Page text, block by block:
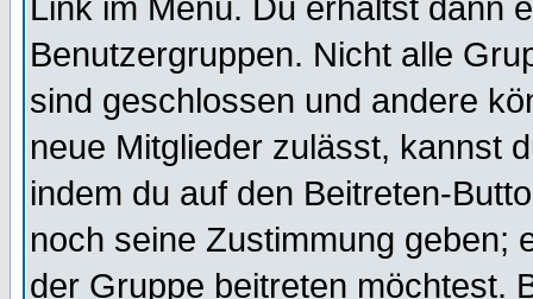
Link im Menü. Du erhältst dann
Benutzergruppen. Nicht alle
sind geschlossen und andere
neue Mitglieder zulässt, kannst
indem du auf den Beitreten-
noch seine Zustimmung geben;
der Gruppe beitreten möchtest.